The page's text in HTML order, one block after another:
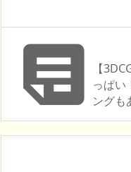
 【
っぱい
ングも